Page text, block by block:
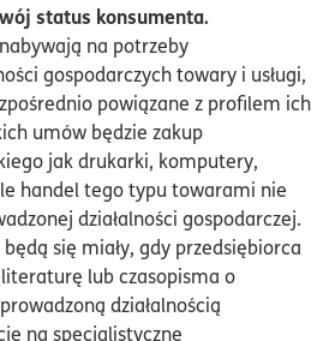
status konsumenta.
na potrzeby
gospodarczych towary i usługi,
powiązane z profilem ich
umów będzie zakup
jak drukarki, komputery,
handel tego typu towarami nie
działalności gospodarczej.
się miały, gdy przedsiębiorca
lub czasopisma o
działalnością
na specjalistyczne